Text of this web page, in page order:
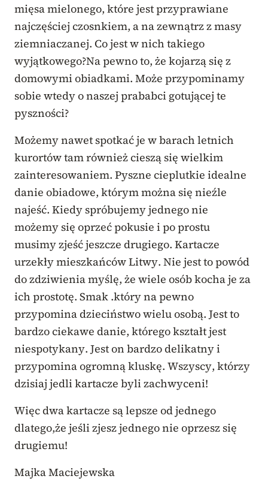
mięsa mielonego, które jest przyprawiane
najczęściej czosnkiem, a na zewnątrz z masy
ziemniaczanej. Co jest w nich takiego
wyjątkowego?Na pewno to, że kojarzą się z
domowymi obiadkami. Może przypominamy
sobie wtedy o naszej prababci gotującej te
pyszności?
Możemy nawet spotkać je w barach letnich
kurortów tam również cieszą się wielkim
zainteresowaniem. Pyszne cieplutkie idealne
danie obiadowe, którym można się nieźle
najeść. Kiedy spróbujemy jednego nie
możemy się oprzeć pokusie i po prostu
musimy zjeść jeszcze drugiego. Kartacze
urzekły mieszkańców Litwy. Nie jest to powód
do zdziwienia myślę, że wiele osób kocha je za
ich prostotę. Smak .który na pewno
przypomina dzieciństwo wielu osobą. Jest to
bardzo ciekawe danie, którego kształt jest
niespotykany. Jest on bardzo delikatny i
przypomina ogromną kluskę. Wszyscy, którzy
dzisiaj jedli kartacze byli zachwyceni!
Więc dwa kartacze są lepsze od jednego
dlatego,że jeśli zjesz jednego nie oprzesz się
drugiemu!
Majka Maciejewska